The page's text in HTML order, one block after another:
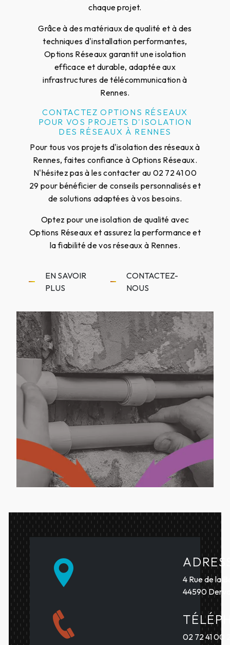
chaque projet.
Grâce à des matériaux de qualité et à des
techniques d'installation performantes,
Options Réseaux garantit une isolation
efficace et durable, adaptée aux
infrastructures de télécommunication à
Rennes.
CONTACTEZ OPTIONS RÉSEAUX
POUR VOS PROJETS D'ISOLATION
DES RÉSEAUX À RENNES
Pour tous vos projets d'isolation des réseaux à
Rennes, faites confiance à Options Réseaux.
N'hésitez pas à les contacter au 02 72 41 00
29 pour bénéficier de conseils personnalisés et
de solutions adaptées à vos besoins.
Optez pour une isolation de qualité avec
Options Réseaux et assurez la performance et
la fiabilité de vos réseaux à Rennes.
EN SAVOIR
PLUS
CONTACTEZ-
NOUS
4 Rue de la
44590
02 72 41 00